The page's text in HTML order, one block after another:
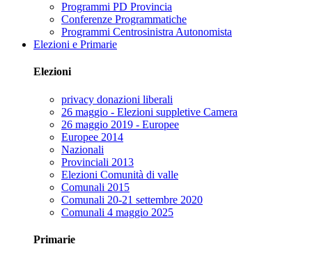
Programmi PD Provincia
Conferenze Programmatiche
Programmi Centrosinistra Autonomista
Elezioni e Primarie
Elezioni
privacy donazioni liberali
26 maggio - Elezioni suppletive Camera
26 maggio 2019 - Europee
Europee 2014
Nazionali
Provinciali 2013
Elezioni Comunità di valle
Comunali 2015
Comunali 20-21 settembre 2020
Comunali 4 maggio 2025
Primarie